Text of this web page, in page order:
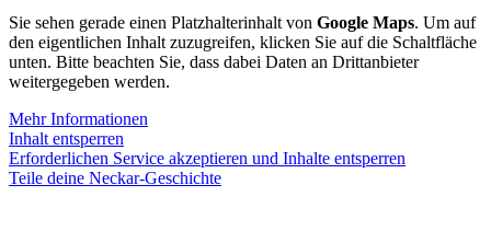
Sie sehen gerade einen Platzhalterinhalt von Google Maps. Um auf
den eigentlichen Inhalt zuzugreifen, klicken Sie auf die Schaltfläche
unten. Bitte beachten Sie, dass dabei Daten an Drittanbieter
weitergegeben werden.
Mehr Informationen
Inhalt entsperren
Erforderlichen Service akzeptieren und Inhalte entsperren
Teile deine Neckar-Geschichte